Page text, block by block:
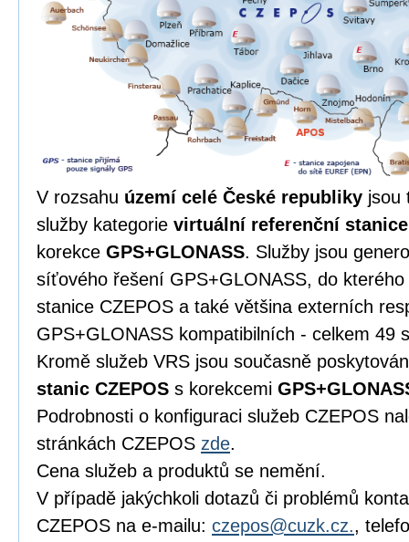
V rozsahu území celé České republiky jsou
služby kategorie virtuální referenční stanice
korekce GPS+GLONASS. Služby jsou
síťového řešení GPS+GLONASS, do
stanice CZEPOS a také většina externích
GPS+GLONASS kompatibilních - celkem 49
Kromě služeb VRS jsou současně
stanic CZEPOS s korekcemi
Podrobnosti o konfiguraci služeb CZEPOS
stránkách CZEPOS zde.
Cena služeb a produktů se nemění.
V případě jakýchkoli dotazů či problémů
CZEPOS na e-mailu: czepos@cuzk.cz.,